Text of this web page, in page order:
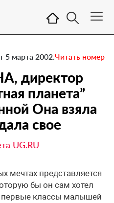
5 марта 2002.Читать номер
директор
планета”
Она взяла
свое
UG.RU
мечтах представляется
бы он сам хотел
первые классы малышей